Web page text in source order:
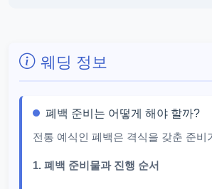
웨딩 정보
폐백 준비는 어떻게 해야 할까?
전통 예식인 폐백은 격식을 갖춘 준비
1. 폐백 준비물과 진행 순서